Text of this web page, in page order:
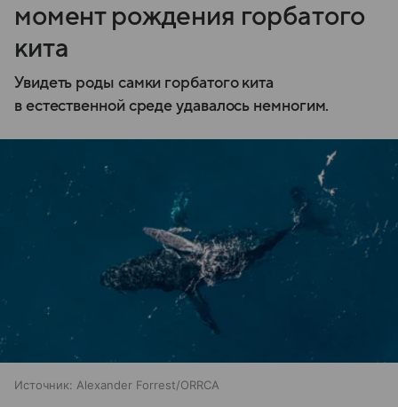
момент рождения горбатого
кита
Увидеть роды самки горбатого кита
в естественной среде удавалось немногим.
Источник: Alexander Forrest/ORRCA